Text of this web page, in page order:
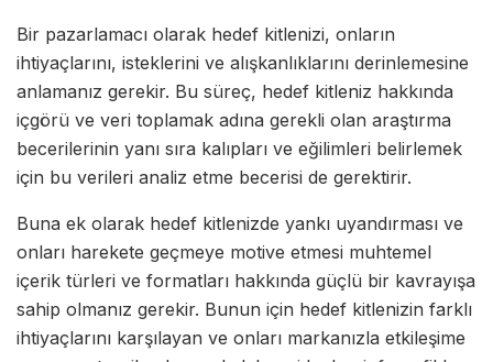
Bir pazarlamacı olarak hedef kitlenizi, onların
ihtiyaçlarını, isteklerini ve alışkanlıklarını derinlemesine
anlamanız gerekir. Bu süreç, hedef kitleniz hakkında
içgörü ve veri toplamak adına gerekli olan araştırma
becerilerinin yanı sıra kalıpları ve eğilimleri belirlemek
için bu verileri analiz etme becerisi de gerektirir.
Buna ek olarak hedef kitlenizde yankı uyandırması ve
onları harekete geçmeye motive etmesi muhtemel
içerik türleri ve formatları hakkında güçlü bir kavrayışa
sahip olmanız gerekir. Bunun için hedef kitlenizin farklı
ihtiyaçlarını karşılayan ve onları markanızla etkileşime